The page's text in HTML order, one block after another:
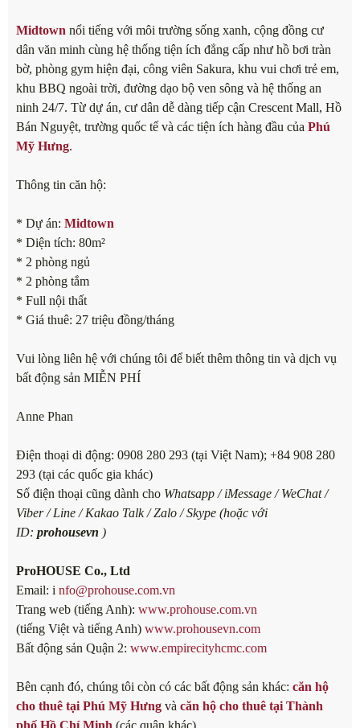
Midtown nổi tiếng với môi trường sống xanh, cộng đồng cư
dân văn minh cùng hệ thống tiện ích đẳng cấp như hồ bơi tràn
bờ, phòng gym hiện đại, công viên Sakura, khu vui chơi trẻ em,
khu BBQ ngoài trời, đường dạo bộ ven sông và hệ thống an
ninh 24/7. Từ dự án, cư dân dễ dàng tiếp cận Crescent Mall, Hồ
Bán Nguyệt, trường quốc tế và các tiện ích hàng đầu của Phú
Mỹ Hưng.
Thông tin căn hộ:
* Dự án: Midtown
* Diện tích: 80m²
* 2 phòng ngủ
* 2 phòng tắm
* Full nội thất
* Giá thuê: 27 triệu đồng/tháng
Vui lòng liên hệ với chúng tôi để biết thêm thông tin và dịch vụ
bất động sản MIỄN PHÍ
Anne Phan
Điện thoại di động: 0908 280 293 (tại Việt Nam); +84 908 280
293 (tại các quốc gia khác)
Số điện thoại cũng dành cho Whatsapp / iMessage / WeChat /
Viber / Line / Kakao Talk / Zalo / Skype (hoặc với
ID: prohousevn )
ProHOUSE Co., Ltd
Email: i nfo@prohouse.com.vn
Trang web (tiếng Anh): www.prohouse.com.vn
(tiếng Việt và tiếng Anh) www.prohousevn.com
Bất động sản Quận 2: www.empirecityhcmc.com
Bên cạnh đó, chúng tôi còn có các bất động sản khác: căn hộ
cho thuê tại Phú Mỹ Hưng và căn hộ cho thuê tại Thành